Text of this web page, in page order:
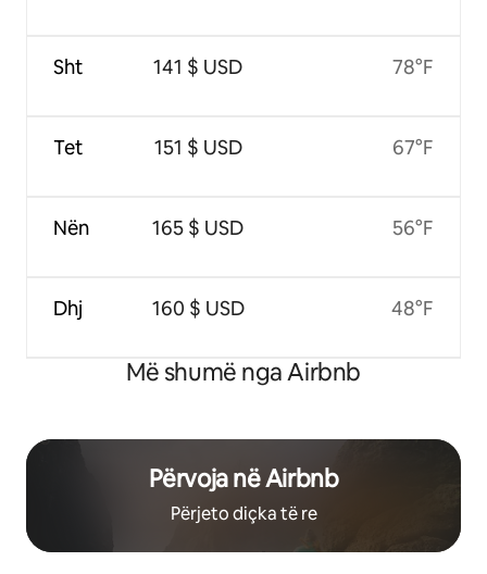
Sht
Tet
Nën
Dhj
141 $ USD
151 $ USD
165 $ USD
160 $ USD
78°F
67°F
56°F
48°F
Më shumë nga Airbnb
Përvoja në Airbnb
Përjeto diçka të re